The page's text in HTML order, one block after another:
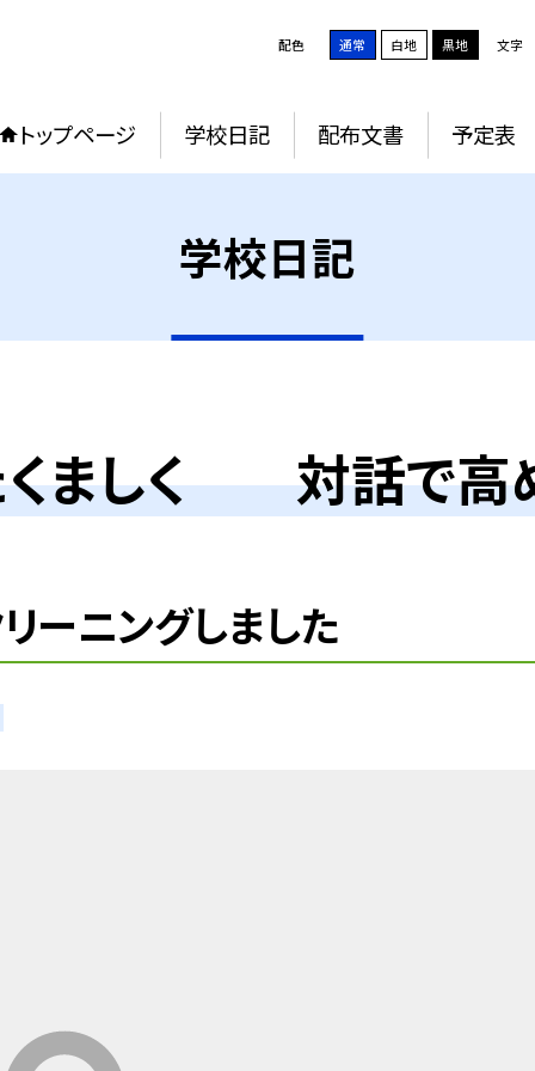
配色 通常 白地 黒地 文字
トップページ 学校日記 配布文書 予定表
学校日記
ましく 対話で高
ーニングしました